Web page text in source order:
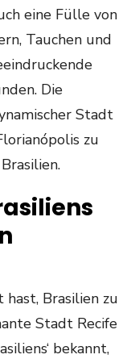
eine Fülle von
Tauchen und
Die
Stadt
zu
Brasilien zu
Stadt Recife
bekannt,